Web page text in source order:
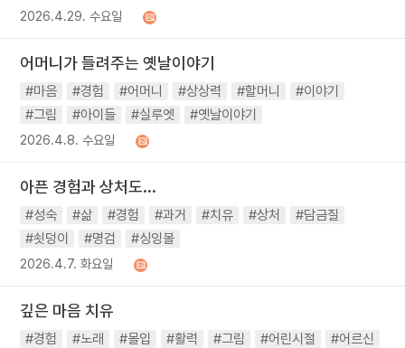
2026.4.29. 수요일
어머니가 들려주는 옛날이야기
#마음 #경험 #어머니 #상상력 #할머니
#이야기
#그림
#아이들 #실루엣 #옛날이야기
2026.4.8. 수요일
아픈 경험과 상처도...
#성숙 #삶 #경험 #과거 #치유 #상처
#담금질
#쇳덩이
#명검 #싱잉볼
2026.4.7. 화요일
깊은 마음 치유
#경험 #노래 #몰입 #활력 #그림 #어린시절
#어르신